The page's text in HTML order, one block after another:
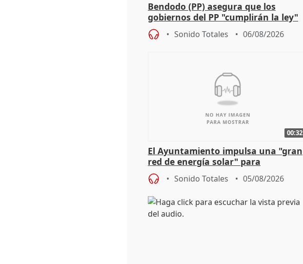
Bendodo (PP) asegura que los
gobiernos del PP "cumplirán la ley"
sobre los menores migrantes
Sonido Totales 06/08/2026
00:32
El Ayuntamiento impulsa una "gran
red de energía solar" para
autoconsumo
Sonido Totales 05/08/2026